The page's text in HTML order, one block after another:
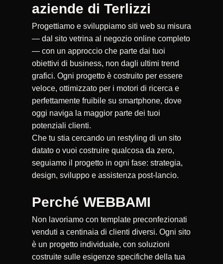
aziende di Terlizzi
Progettiamo e sviluppiamo siti web su misura
— dal sito vetrina al negozio online completo
— con un approccio che parte dai tuoi
obiettivi di business, non dagli ultimi trend
grafici. Ogni progetto è costruito per essere
veloce, ottimizzato per i motori di ricerca e
perfettamente fruibile su smartphone, dove
oggi naviga la maggior parte dei tuoi
potenziali clienti.
Che tu stia cercando un restyling di un sito
datato o vuoi costruire qualcosa da zero,
seguiamo il progetto in ogni fase: strategia,
design, sviluppo e assistenza post-lancio.
Perché WEBBAMI
Non lavoriamo con template preconfezionati
venduti a centinaia di clienti diversi. Ogni sito
è un progetto individuale, con soluzioni
costruite sulle esigenze specifiche della tua